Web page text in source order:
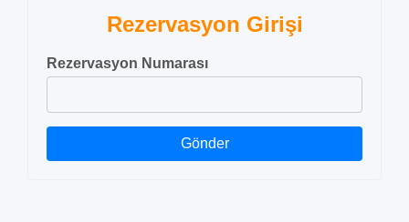
Rezervasyon Girişi
Rezervasyon Numarası
Gönder